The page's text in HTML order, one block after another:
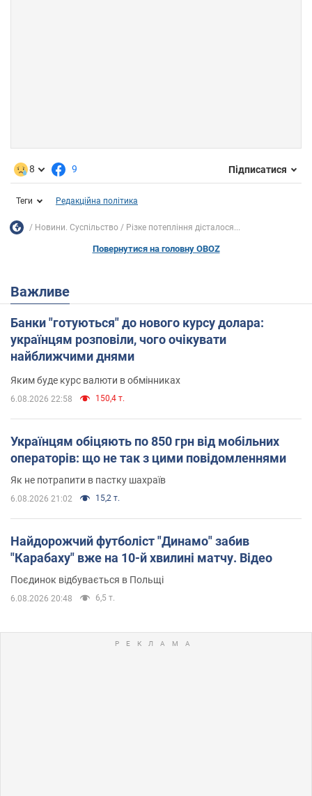
8 9 Підписатися
Теги Редакційна політика
Новини. Суспільство Різке потепління дісталося...
Повернутися на головну OBOZ
Важливе
Банки "готуються" до нового курсу долара:
українцям розповіли, чого очікувати
найближчими днями
Яким буде курс валюти в обмінниках
6.08.2026 22:58 150,4 т.
Українцям обіцяють по 850 грн від мобільних
операторів: що не так з цими повідомленнями
Як не потрапити в пастку шахраїв
6.08.2026 21:02 15,2 т.
Найдорожчий футболіст "Динамо" забив
"Карабаху" вже на 10-й хвилині матчу. Відео
Поєдинок відбувається в Польщі
6.08.2026 20:48 6,5 т.